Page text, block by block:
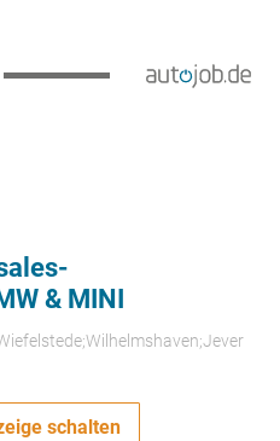
& MINI
schalten